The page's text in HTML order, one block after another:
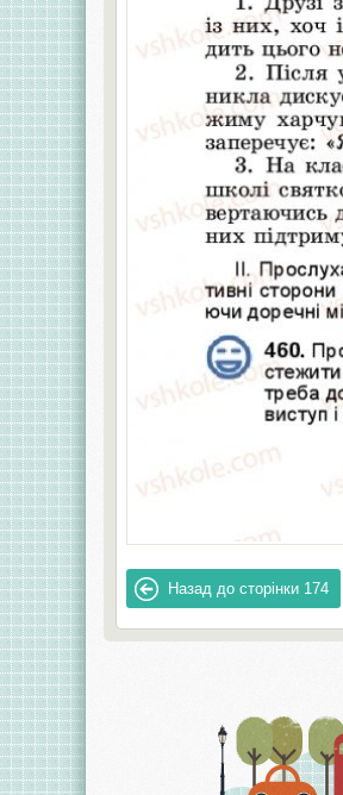
Назад до сторінки 174